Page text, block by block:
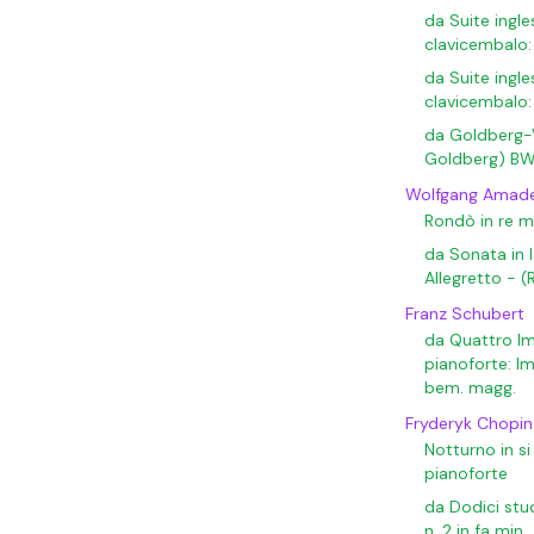
da Suite
da Suite
da Goldberg-
Goldberg)
Wolfgang
Rondò in re
da Sonata in
Allegretto -
Franz Schubert
da Quattro
pianoforte:
bem. magg.
Fryderyk Chopin
Notturno in si
pianoforte
da Dodici